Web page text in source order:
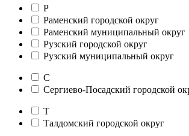
Р
Раменский городской округ
Раменский муниципальный округ
Рузский городской округ
Рузский муниципальный округ
С
Сергиево-Посадский городской
Т
Талдомский городской округ